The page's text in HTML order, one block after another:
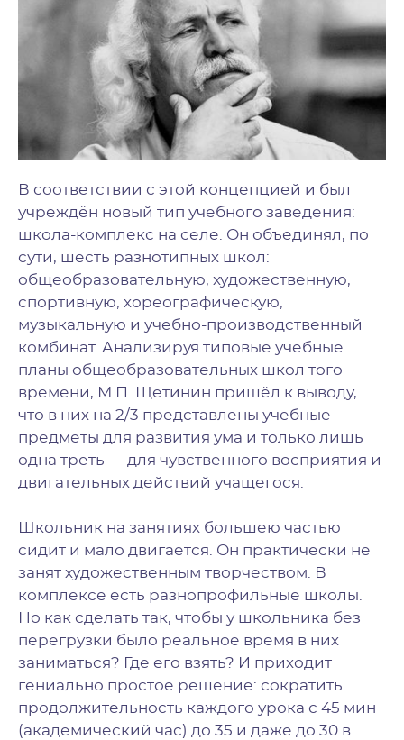
В соответствии с этой концепцией и был
учреждён новый тип учебного заведения:
школа-комплекс на селе. Он объединял, по
сути, шесть разнотипных школ:
общеобразовательную, художественную,
спортивную, хореографическую,
музыкальную и учебно-производственный
комбинат. Анализируя типовые учебные
планы общеобразовательных школ того
времени, М.П. Щетинин пришёл к выводу,
что в них на 2/3 представлены учебные
предметы для развития ума и только лишь
одна треть — для чувственного восприятия и
двигательных действий учащегося.
Школьник на занятиях большею частью
сидит и мало двигается. Он практически не
занят художественным творчеством. В
комплексе есть разнопрофильные школы.
Но как сделать так, чтобы у школьника без
перегрузки было реальное время в них
заниматься? Где его взять? И приходит
гениально простое решение: сократить
продолжительность каждого урока с 45 мин
(академический час) до 35 и даже до 30 в